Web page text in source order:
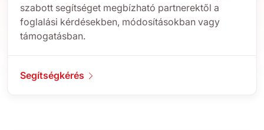
szabott segítséget megbízható partnerektől a
foglalási kérdésekben, módosításokban vagy
támogatásban.
Segítségkérés